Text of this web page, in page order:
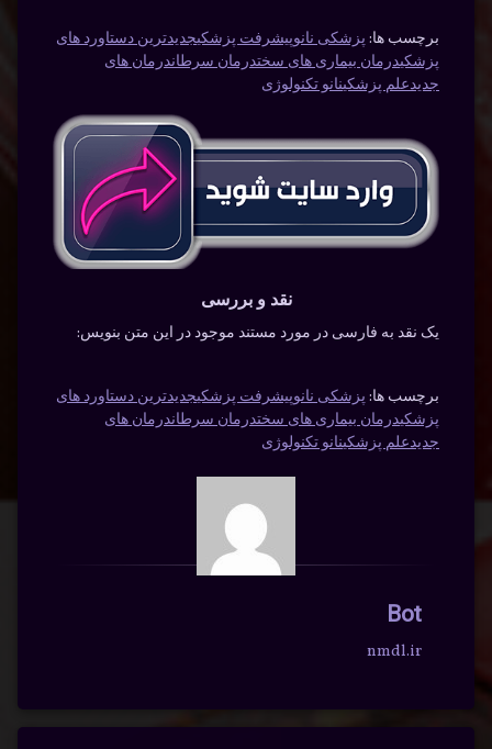
برچسب ها:پزشکی نانوپیشرفت پزشکیجدیدترین دستاورد های
پزشکیدرمان بیماری های سختدرمان سرطاندرمان های
جدیدعلم پزشکینانو تکنولوژی
نقد و بررسی
یک نقد به فارسی در مورد مستند موجود در این متن بنویس:
برچسب ها:پزشکی نانوپیشرفت پزشکیجدیدترین دستاورد های
پزشکیدرمان بیماری های سختدرمان سرطاندرمان های
جدیدعلم پزشکینانو تکنولوژی
Bot
nmdl.ir